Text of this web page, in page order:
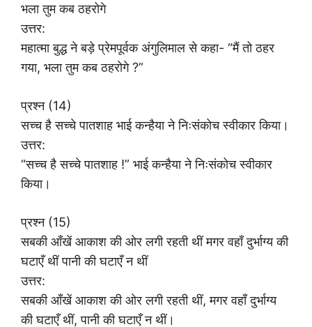
भला तुम कब ठहरोगे
उत्तर:
महात्मा बुद्ध ने बड़े प्रेमपूर्वक अंगुलिमाल से कहा- “मैं तो ठहर
गया, भला तुम कब ठहरोगे ?”
प्रश्न (14)
सच्च है सच्चे पातशाह भाई कन्हैया ने निःसंकोच स्वीकार किया।
उत्तर:
“सच्च है सच्चे पातशाह !” भाई कन्हैया ने निःसंकोच स्वीकार
किया।
प्रश्न (15)
सबकी आँखें आकाश की ओर लगी रहती थीं मगर वहाँ दुर्भाग्य की
घटाएँ थीं पानी की घटाएँ न थीं
उत्तर:
सबकी आँखें आकाश की ओर लगी रहती थीं, मगर वहाँ दुर्भाग्य
की घटाएँ थीं, पानी की घटाएँ न थीं।